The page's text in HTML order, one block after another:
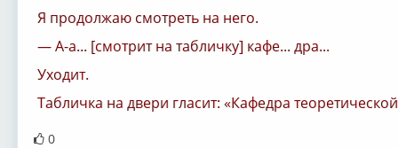
Я продолжаю смотреть на него.
— А-а... [смотрит на табличку] кафе... дра...
Уходит.
Табличка на двери гласит: «Кафедра
0